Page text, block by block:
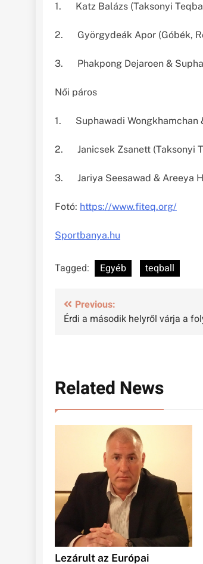
1. Katz Balázs (Taksonyi
2. Györgydeák Apor (Góbék,
3. Phakpong Dejaroen &
Női páros
1. Suphawadi Wongkhamchan
2. Janicsek Zsanett (Taksonyi
3. Jariya Seesawad & Areeya
Fotó: https://www.fiteq.org/
Sportbanya.hu
Tagged: Egyéb teqball
Bejegyzés
navigáció
Previous:
Érdi a második helyről várja a
Related News
Lezárult az Európai